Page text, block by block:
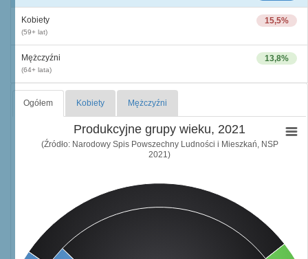
15,5%
Kobiety
(59+ lat)
13,8%
Mężczyźni
(64+ lata)
Ogółem Kobiety Mężczyźni
Produkcyjne grupy wieku, 2021
(Źródło: Narodowy Spis Powszechny Ludności i Mieszkań, NSP
2021)